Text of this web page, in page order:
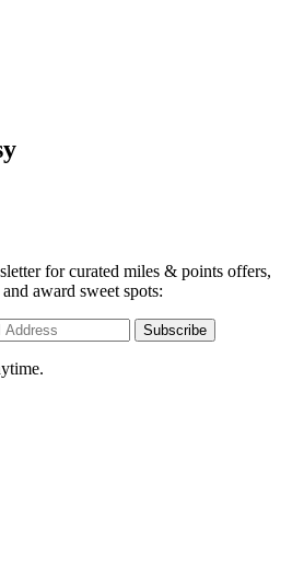
for curated miles & points offers,
award sweet spots:
Subscribe